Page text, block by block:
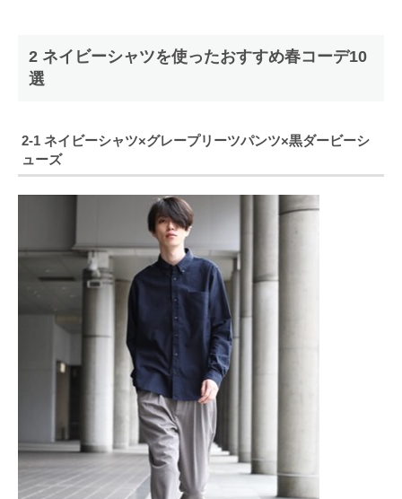
2 ネイビーシャツを使ったおすすめ春コーデ10
選
2-1 ネイビーシャツ×グレープリーツパンツ×黒ダービーシ
ューズ